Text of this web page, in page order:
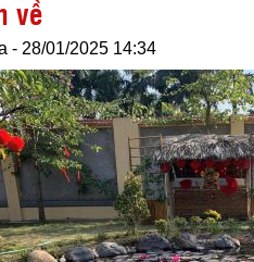
về
- 28/01/2025 14:34